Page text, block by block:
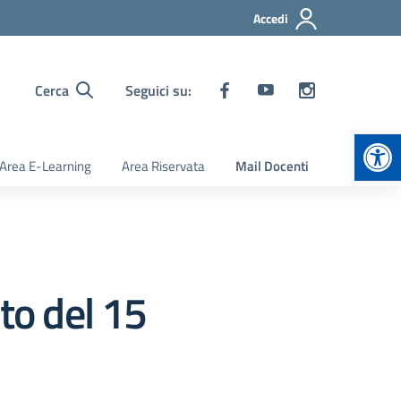
Accedi
Cerca Seguici su:
Area E-Learning Area Riservata Mail Docenti
del 15